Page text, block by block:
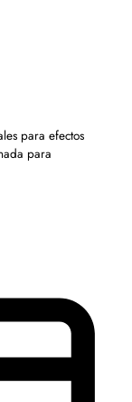
para efectos
para